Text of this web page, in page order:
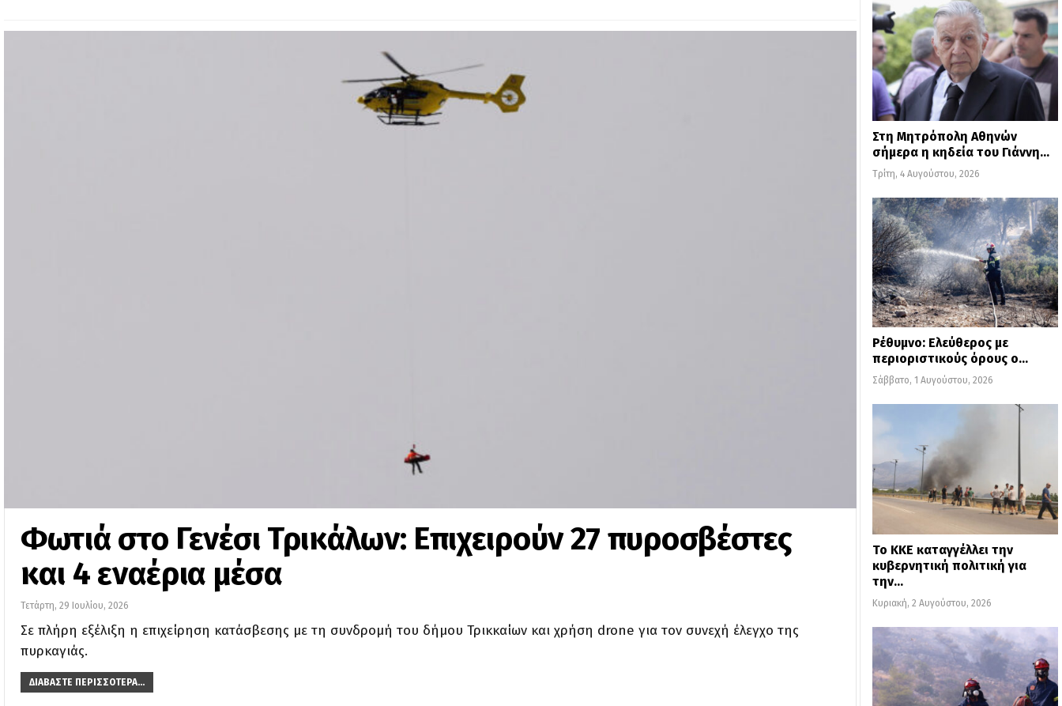
Φωτιά στο Γενέσι Τρικάλων: Επιχειρούν 27 πυροσβέστες
και 4 εναέρια μέσα
Τετάρτη, 29 Ιουλίου, 2026
Σε πλήρη εξέλιξη η επιχείρηση κατάσβεσης με τη συνδρομή του δήμου Τρικκαίων και χρήση drone για τον συνεχή έλεγχο της
πυρκαγιάς.
ΔΙΑΒΆΣΤΕ ΠΕΡΙΣΣΌΤΕΡΑ...
Στη Μητρόπολη Αθηνών
σήμερα η κηδεία του Γιάννη…
Τρίτη, 4 Αυγούστου, 2026
Ρέθυμνο: Ελεύθερος με
περιοριστικούς όρους ο…
Σάββατο, 1 Αυγούστου, 2026
Το ΚΚΕ καταγγέλλει την
κυβερνητική πολιτική για
την…
Κυριακή, 2 Αυγούστου, 2026